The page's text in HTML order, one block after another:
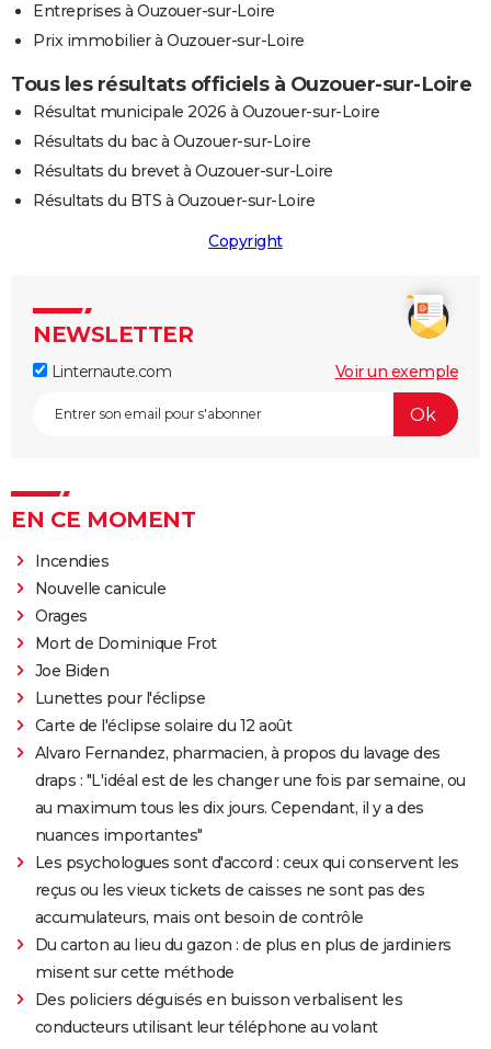
Entreprises à Ouzouer-sur-Loire
Prix immobilier à Ouzouer-sur-Loire
Tous les résultats officiels à Ouzouer-sur-Loire
Résultat municipale 2026 à Ouzouer-sur-Loire
Résultats du bac à Ouzouer-sur-Loire
Résultats du brevet à Ouzouer-sur-Loire
Résultats du BTS à Ouzouer-sur-Loire
Copyright
NEWSLETTER
Linternaute.com Voir un exemple
EN CE MOMENT
Incendies
Nouvelle canicule
Orages
Mort de Dominique Frot
Joe Biden
Lunettes pour l'éclipse
Carte de l'éclipse solaire du 12 août
Alvaro Fernandez, pharmacien, à propos du lavage des
draps : "L'idéal est de les changer une fois par semaine, ou
au maximum tous les dix jours. Cependant, il y a des
nuances importantes"
Les psychologues sont d'accord : ceux qui conservent les
reçus ou les vieux tickets de caisses ne sont pas des
accumulateurs, mais ont besoin de contrôle
Du carton au lieu du gazon : de plus en plus de jardiniers
misent sur cette méthode
Des policiers déguisés en buisson verbalisent les
conducteurs utilisant leur téléphone au volant